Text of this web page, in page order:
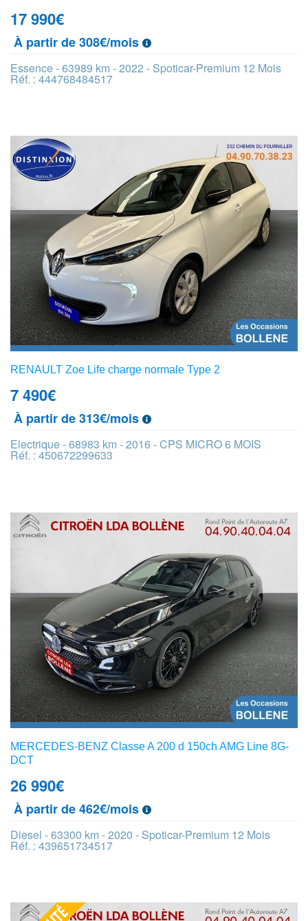
17 990€
À partir de 308€/mois
Essence - 63989 km - 2022 - Spoticar-Premium 12 Mois
Réf. : 444768484517
RENAULT Zoe Life charge normale Type 2
7 490€
À partir de 313€/mois
Electrique - 68983 km - 2016 - CPS MICRO 6 MOIS
Réf. : 450672299633
MERCEDES-BENZ Classe A 200 d 150ch AMG Line 8G-
DCT
26 990€
À partir de 462€/mois
Diesel - 63300 km - 2020 - Spoticar-Premium 12 Mois
Réf. : 439651734517